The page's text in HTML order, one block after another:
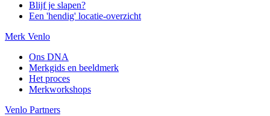
Blijf je slapen?
Een 'hendig' locatie-overzicht
Merk Venlo
Ons DNA
Merkgids en beeldmerk
Het proces
Merkworkshops
Venlo Partners